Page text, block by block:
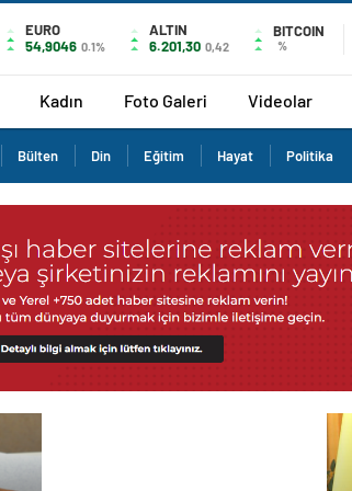
EURO
54,9046 0.1%
ALTIN
6.201,30 0,42
BITCOIN
%
Kadın Foto Galeri Videolar
Bülten Din Eğitim Hayat Politika